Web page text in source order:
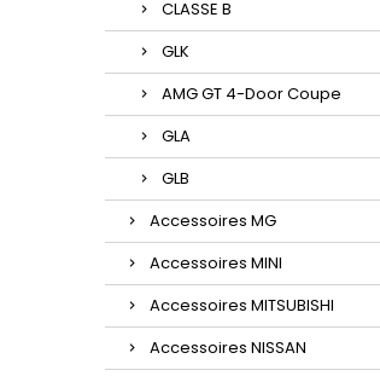
CLASSE B
GLK
AMG GT 4-Door Coupe
GLA
GLB
Accessoires MG
Accessoires MINI
Accessoires MITSUBISHI
Accessoires NISSAN